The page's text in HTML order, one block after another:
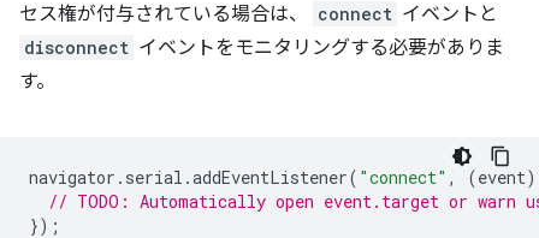
セス権が付与されている場合は、
connect イベントと
disconnect イベントをモニタリングする必要がありま
す。
navigator . serial .addEventListener( "connect" , (event)
// TODO: Automatically open event.target or
});